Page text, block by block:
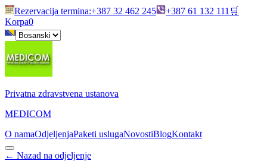
Rezervacija termina:+387 32 462 245 +387 61 132 111 🛒
Korpa0
Privatna zdravstvena ustanova
MEDICOM
O namaOdjeljenjaPaketi uslugaNovostiBlogKontakt
← Nazad na odjeljenje